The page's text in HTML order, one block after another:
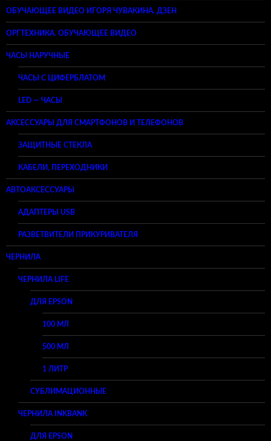
ОБУЧАЮЩЕЕ ВИДЕО ИГОРЯ ЧУВАКИНА. ДЗЕН
ОРГТЕХНИКА. ОБУЧАЮЩЕЕ ВИДЕО
ЧАСЫ НАРУЧНЫЕ
ЧАСЫ С ЦИФЕРБЛАТОМ
LED — ЧАСЫ
АКСЕССУАРЫ ДЛЯ СМАРТФОНОВ И ТЕЛЕФОНОВ
ЗАЩИТНЫЕ СТЕКЛА
КАБЕЛИ, ПЕРЕХОДНИКИ
АВТОАКСЕССУАРЫ
АДАПТЕРЫ USB
РАЗВЕТВИТЕЛИ ПРИКУРИВАТЕЛЯ
ЧЕРНИЛА
ЧЕРНИЛА LIFE
ДЛЯ EPSON
100 МЛ
500 МЛ
1 ЛИТР
СУБЛИМАЦИОННЫЕ
ЧЕРНИЛА INKBANK
ДЛЯ EPSON